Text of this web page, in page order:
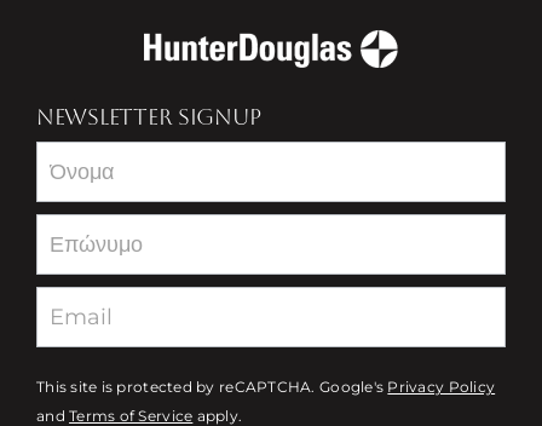
NEWSLETTER SIGNUP
Newsletter
This site is protected by reCAPTCHA. Google's Privacy Policy
andTerms of Service apply.